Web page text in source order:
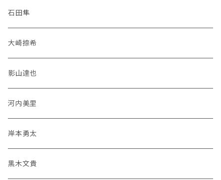
石田隼
大崎捺希
影山達也
河内美里
岸本勇太
黒木文貴